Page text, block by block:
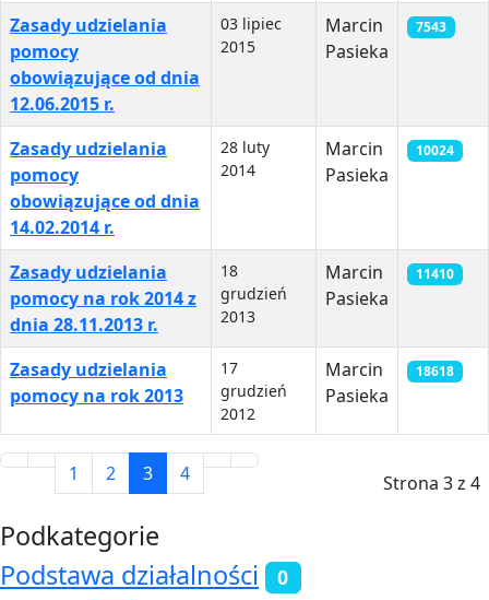
Zasady udzielania
pomocy
obowiązujące od dnia
12.06.2015 r.
03 lipiec
2015
Marcin
Pasieka
7543
Zasady udzielania
pomocy
obowiązujące od dnia
14.02.2014 r.
28 luty
2014
Marcin
Pasieka
10024
Zasady udzielania
pomocy na rok 2014 z
dnia 28.11.2013 r.
18
grudzień
2013
Marcin
Pasieka
11410
Zasady udzielania
pomocy na rok 2013
17
grudzień
2012
Marcin
Pasieka
18618
Strona 3 z 4
1 2 3 4
Podkategorie
Podstawa działalności
0